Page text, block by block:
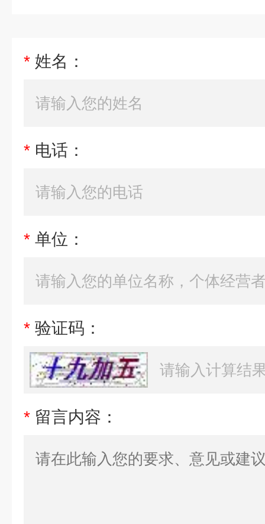
* 姓名：
* 电话：
* 单位：
* 验证码：
* 留言内容：